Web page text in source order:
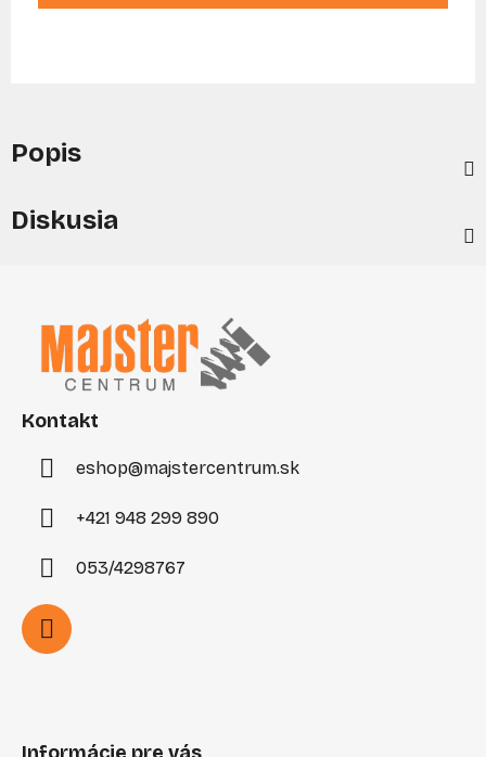
Popis
Diskusia
Kontakt
eshop@majstercentrum.sk
+421 948 299 890
053/4298767